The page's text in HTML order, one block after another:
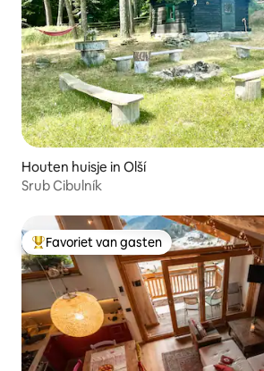
Houten huisje in Olší
Srub Cibulník
Topfavoriet van gasten
Favoriet van gasten